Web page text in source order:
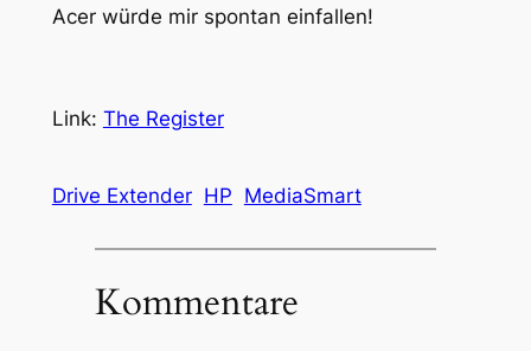
Acer würde mir spontan einfallen!
Link: The Register
Drive Extender HP MediaSmart
Kommentare